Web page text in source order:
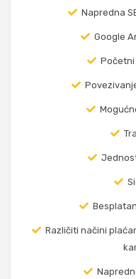
Napredna
Google
Početni
Različiti načini